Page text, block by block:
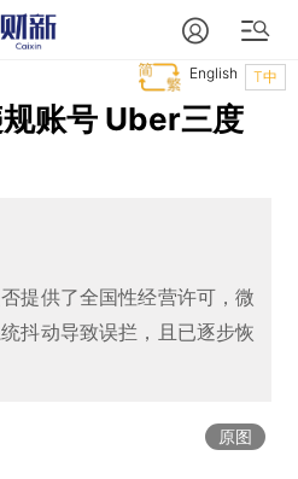
T中
English
账号 Uber三度
提供了全国性经营许可，微
抖动导致误拦，且已逐步恢
原图